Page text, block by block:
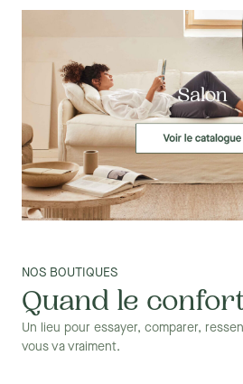
Des couleurs qui s'accordent à
NOS BOUTIQUES
Quand le
Un lieu pour essayer, comparer,
vous va vraiment.